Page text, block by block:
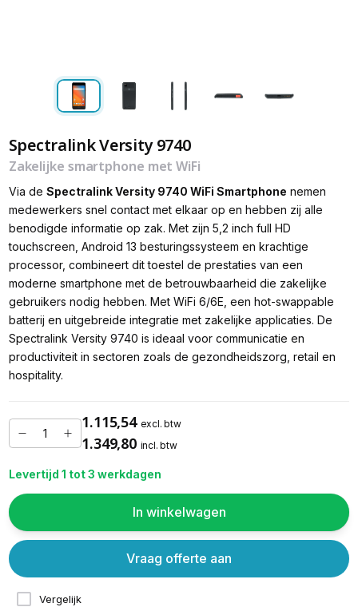
Spectralink Versity 9740
Zakelijke smartphone met WiFi
Via de Spectralink Versity 9740 WiFi Smartphone nemen
medewerkers snel contact met elkaar op en hebben zij alle
benodigde informatie op zak. Met zijn 5,2 inch full HD
touchscreen, Android 13 besturingssysteem en krachtige
processor, combineert dit toestel de prestaties van een
moderne smartphone met de betrouwbaarheid die zakelijke
gebruikers nodig hebben. Met WiFi 6/6E, een hot-swappable
batterij en uitgebreide integratie met zakelijke applicaties. De
Spectralink Versity 9740 is ideaal voor communicatie en
productiviteit in sectoren zoals de gezondheidszorg, retail en
hospitality.
1.115,54 excl. btw
1.349,80 incl. btw
Levertijd 1 tot 3 werkdagen
In winkelwagen
Vergelijk
Vraag offerte aan